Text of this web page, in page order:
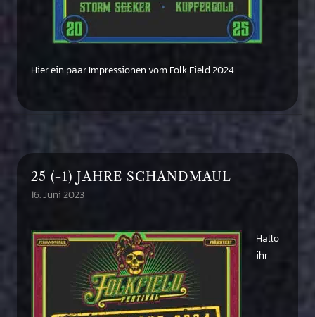
Hier ein paar Impressionen vom Folk Field 2024 ...
25 (+1) JAHRE SCHANDMAUL
16. Juni 2023
Hallo
ihr